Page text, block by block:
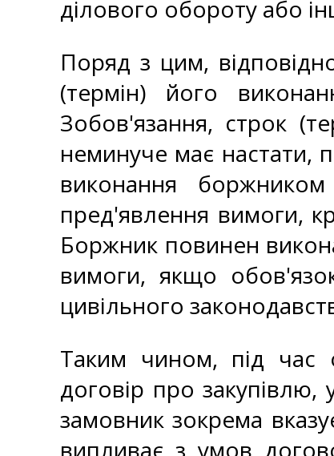
ділового обороту або
Поряд з цим,
(термін) його
Зобов'язання, строк
неминуче має настати,
виконання
пред'явлення вимоги,
Боржник повинен
вимоги, якщо
цивільного
Таким чином, під час
договір про закупівлю,
замовник зокрема
випливає з умов